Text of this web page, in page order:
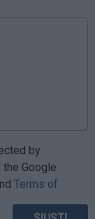
by
the Google
Terms of